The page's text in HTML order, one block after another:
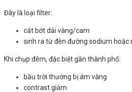
Đây là loại filter:
cắt bớt dải vàng/cam
sinh ra từ đèn đường sodium hoặc
Khi chụp đêm, đặc biệt gần thành phố:
bầu trời thường bị ám vàng
contrast giảm